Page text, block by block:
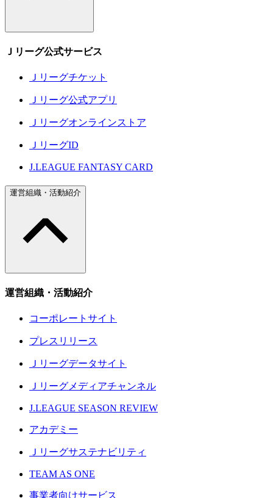
Ｊリーグ公式サービス
Ｊリーグチケット
Ｊリーグ公式アプリ
Ｊリーグオンラインストア
ＪリーグID
J.LEAGUE FANTASY CARD
運営組織・活動紹介
運営組織・活動紹介
コーポレートサイト
プレスリリース
Ｊリーグデータサイト
Ｊリーグメディアチャンネル
J.LEAGUE SEASON REVIEW
アカデミー
Ｊリーグサステナビリティ
TEAM AS ONE
事業者向けサービス